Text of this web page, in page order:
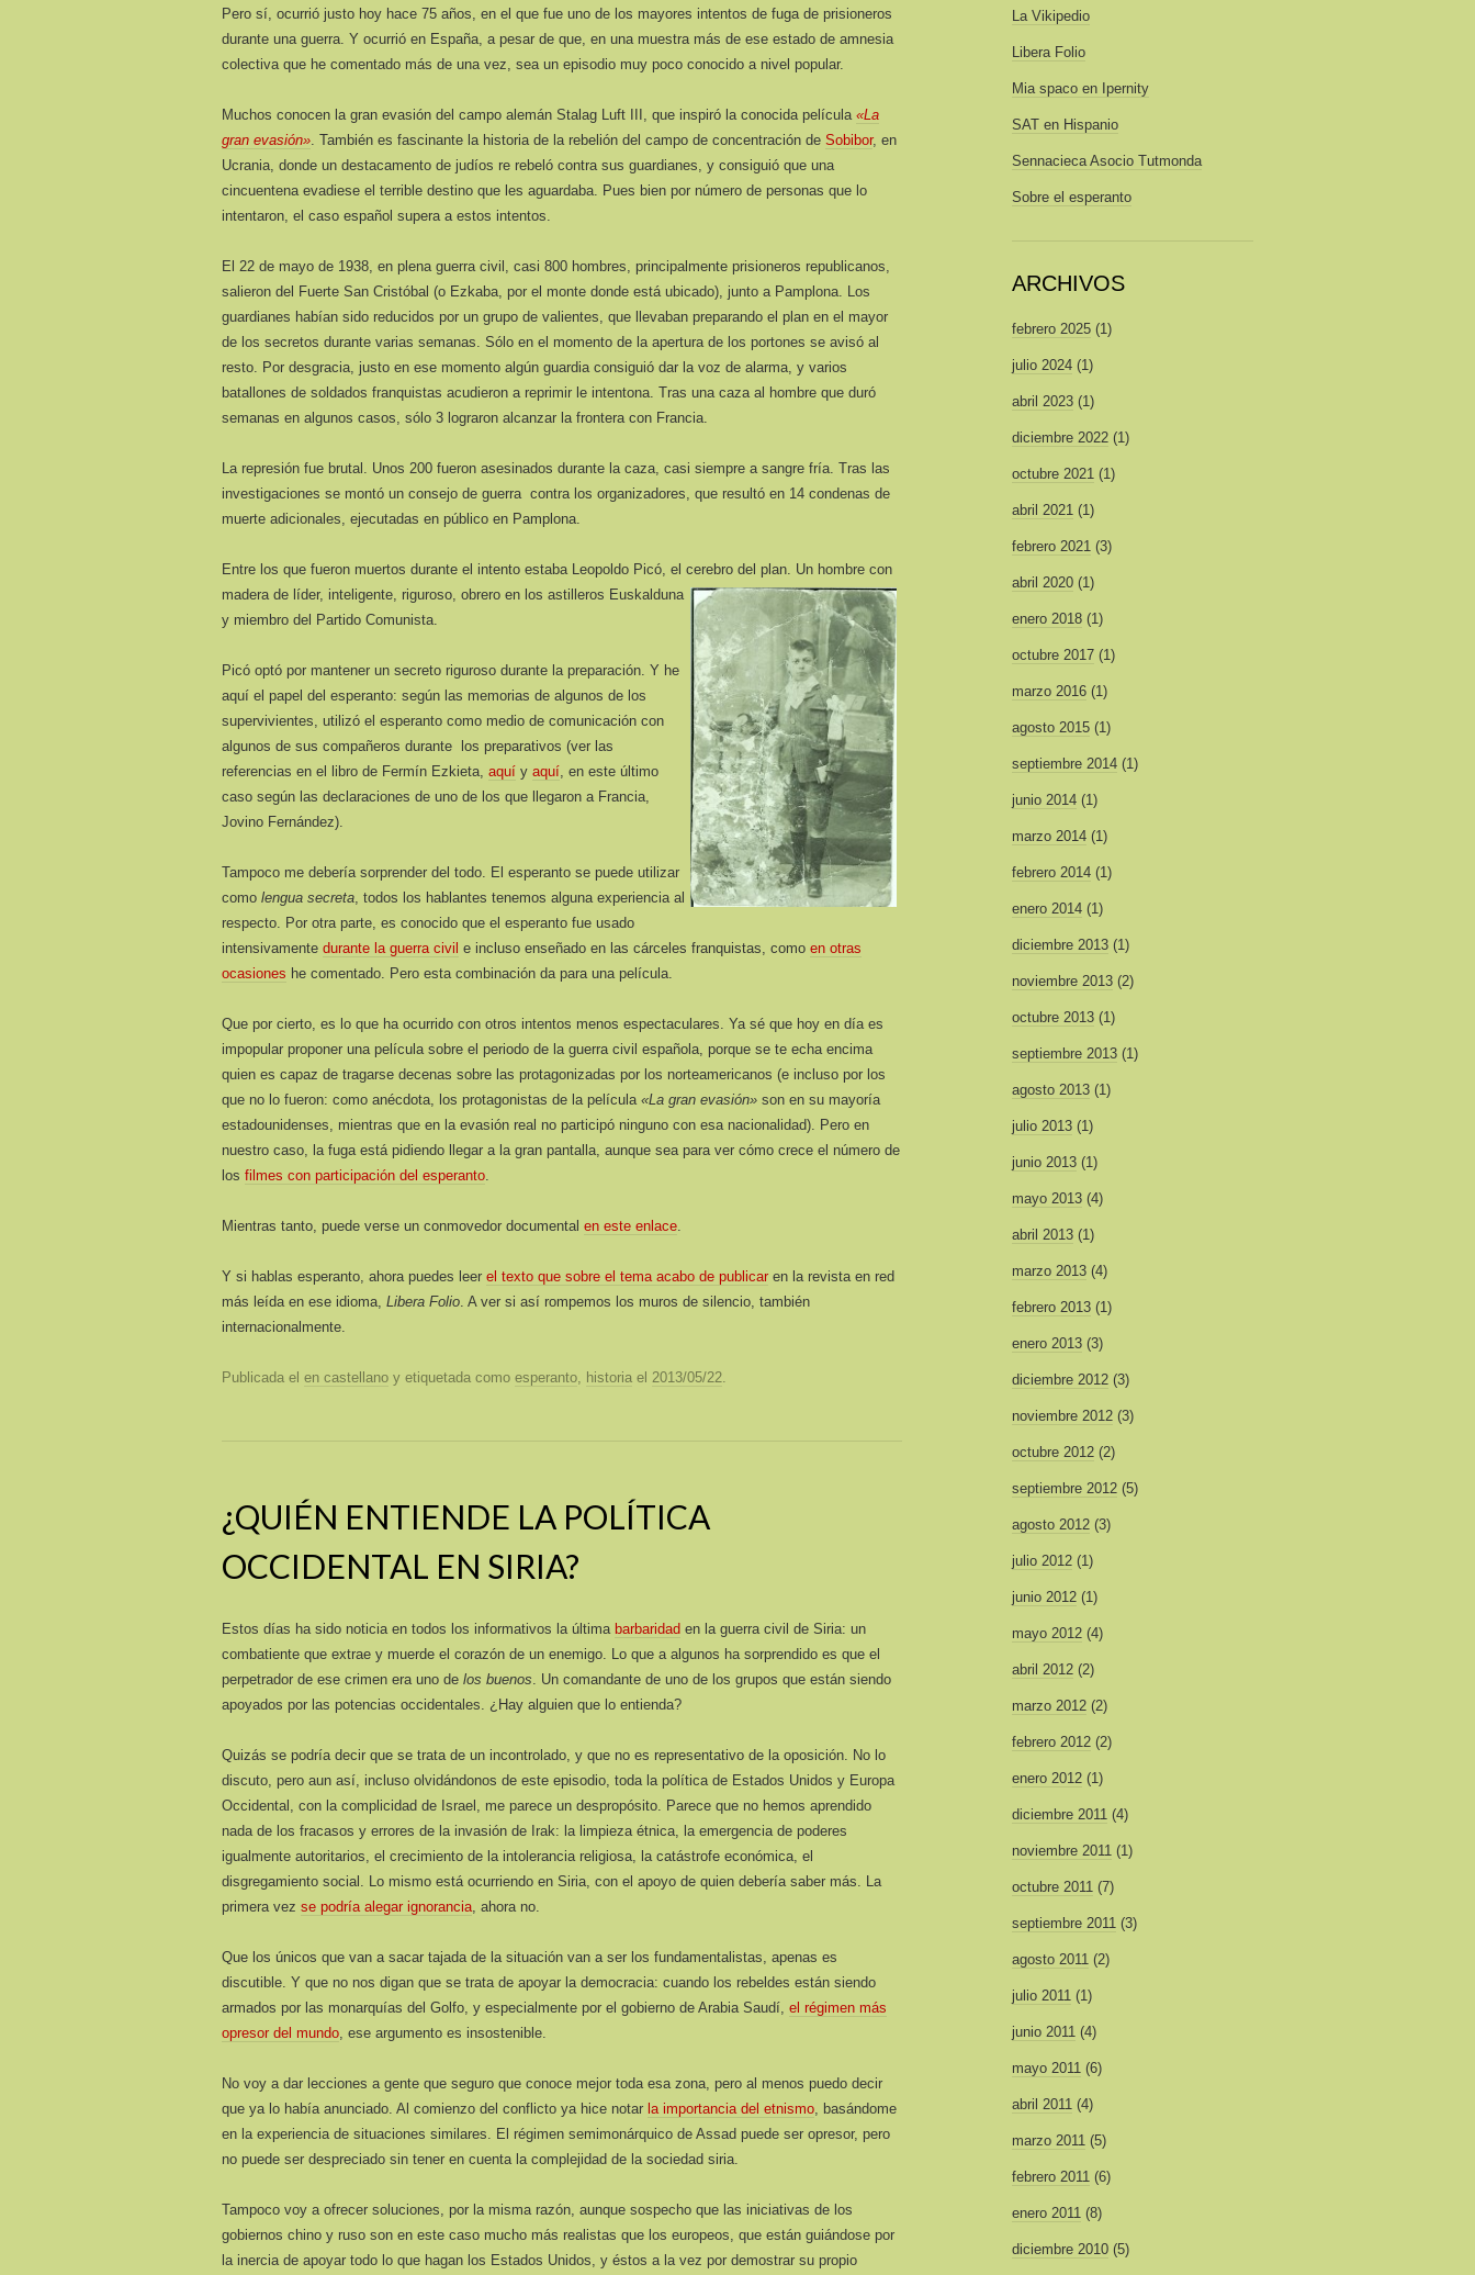
Pero sí, ocurrió justo hoy hace 75 años, en el que fue uno de los mayores intentos de fuga de prisioneros
durante una guerra. Y ocurrió en España, a pesar de que, en una muestra más de ese estado de amnesia
colectiva que he comentado más de una vez, sea un episodio muy poco conocido a nivel popular.
Muchos conocen la gran evasión del campo alemán Stalag Luft III, que inspiró la conocida película «La
gran evasión». También es fascinante la historia de la rebelión del campo de concentración de Sobibor, en
Ucrania, donde un destacamento de judíos re rebeló contra sus guardianes, y consiguió que una
cincuentena evadiese el terrible destino que les aguardaba. Pues bien por número de personas que lo
intentaron, el caso español supera a estos intentos.
El 22 de mayo de 1938, en plena guerra civil, casi 800 hombres, principalmente prisioneros republicanos,
salieron del Fuerte San Cristóbal (o Ezkaba, por el monte donde está ubicado), junto a Pamplona. Los
guardianes habían sido reducidos por un grupo de valientes, que llevaban preparando el plan en el mayor
de los secretos durante varias semanas. Sólo en el momento de la apertura de los portones se avisó al
resto. Por desgracia, justo en ese momento algún guardia consiguió dar la voz de alarma, y varios
batallones de soldados franquistas acudieron a reprimir le intentona. Tras una caza al hombre que duró
semanas en algunos casos, sólo 3 lograron alcanzar la frontera con Francia.
La represión fue brutal. Unos 200 fueron asesinados durante la caza, casi siempre a sangre fría. Tras las
investigaciones se montó un consejo de guerra contra los organizadores, que resultó en 14 condenas de
muerte adicionales, ejecutadas en público en Pamplona.
Entre los que fueron muertos durante el intento estaba Leopoldo Picó, el cerebro del plan. Un hombre con
madera de líder, inteligente, riguroso, obrero en los astilleros Euskalduna
y miembro del Partido Comunista.
Picó optó por mantener un secreto riguroso durante la preparación. Y he
aquí el papel del esperanto: según las memorias de algunos de los
supervivientes, utilizó el esperanto como medio de comunicación con
algunos de sus compañeros durante los preparativos (ver las
referencias en el libro de Fermín Ezkieta, aquí y aquí, en este último
caso según las declaraciones de uno de los que llegaron a Francia,
Jovino Fernández).
Tampoco me debería sorprender del todo. El esperanto se puede utilizar
como lengua secreta, todos los hablantes tenemos alguna experiencia al
respecto. Por otra parte, es conocido que el esperanto fue usado
intensivamente durante la guerra civil e incluso enseñado en las cárceles franquistas, como en otras
ocasiones he comentado. Pero esta combinación da para una película.
Que por cierto, es lo que ha ocurrido con otros intentos menos espectaculares. Ya sé que hoy en día es
impopular proponer una película sobre el periodo de la guerra civil española, porque se te echa encima
quien es capaz de tragarse decenas sobre las protagonizadas por los norteamericanos (e incluso por los
que no lo fueron: como anécdota, los protagonistas de la película «La gran evasión» son en su mayoría
estadounidenses, mientras que en la evasión real no participó ninguno con esa nacionalidad). Pero en
nuestro caso, la fuga está pidiendo llegar a la gran pantalla, aunque sea para ver cómo crece el número de
los filmes con participación del esperanto.
Mientras tanto, puede verse un conmovedor documental en este enlace.
Y si hablas esperanto, ahora puedes leer el texto que sobre el tema acabo de publicar en la revista en red
más leída en ese idioma, Libera Folio. A ver si así rompemos los muros de silencio, también
internacionalmente.
Publicada el en castellano y etiquetada como esperanto, historia el 2013/05/22.
¿QUIÉN ENTIENDE LA POLÍTICA
OCCIDENTAL EN SIRIA?
Estos días ha sido noticia en todos los informativos la última barbaridad en la guerra civil de Siria: un
combatiente que extrae y muerde el corazón de un enemigo. Lo que a algunos ha sorprendido es que el
perpetrador de ese crimen era uno de los buenos. Un comandante de uno de los grupos que están siendo
apoyados por las potencias occidentales. ¿Hay alguien que lo entienda?
Quizás se podría decir que se trata de un incontrolado, y que no es representativo de la oposición. No lo
discuto, pero aun así, incluso olvidándonos de este episodio, toda la política de Estados Unidos y Europa
Occidental, con la complicidad de Israel, me parece un despropósito. Parece que no hemos aprendido
nada de los fracasos y errores de la invasión de Irak: la limpieza étnica, la emergencia de poderes
igualmente autoritarios, el crecimiento de la intolerancia religiosa, la catástrofe económica, el
disgregamiento social. Lo mismo está ocurriendo en Siria, con el apoyo de quien debería saber más. La
primera vez se podría alegar ignorancia, ahora no.
Que los únicos que van a sacar tajada de la situación van a ser los fundamentalistas, apenas es
discutible. Y que no nos digan que se trata de apoyar la democracia: cuando los rebeldes están siendo
armados por las monarquías del Golfo, y especialmente por el gobierno de Arabia Saudí, el régimen más
opresor del mundo, ese argumento es insostenible.
No voy a dar lecciones a gente que seguro que conoce mejor toda esa zona, pero al menos puedo decir
que ya lo había anunciado. Al comienzo del conflicto ya hice notar la importancia del etnismo, basándome
en la experiencia de situaciones similares. El régimen semimonárquico de Assad puede ser opresor, pero
no puede ser despreciado sin tener en cuenta la complejidad de la sociedad siria.
Tampoco voy a ofrecer soluciones, por la misma razón, aunque sospecho que las iniciativas de los
gobiernos chino y ruso son en este caso mucho más realistas que los europeos, que están guiándose por
la inercia de apoyar todo lo que hagan los Estados Unidos, y éstos a la vez por demostrar su propio
La Vikipedio
Libera Folio
Mia spaco en Ipernity
SAT en Hispanio
Sennacieca Asocio Tutmonda
Sobre el esperanto
ARCHIVOS
febrero 2025 (1)
julio 2024 (1)
abril 2023 (1)
diciembre 2022 (1)
octubre 2021 (1)
abril 2021 (1)
febrero 2021 (3)
abril 2020 (1)
enero 2018 (1)
octubre 2017 (1)
marzo 2016 (1)
agosto 2015 (1)
septiembre 2014 (1)
junio 2014 (1)
marzo 2014 (1)
febrero 2014 (1)
enero 2014 (1)
diciembre 2013 (1)
noviembre 2013 (2)
octubre 2013 (1)
septiembre 2013 (1)
agosto 2013 (1)
julio 2013 (1)
junio 2013 (1)
mayo 2013 (4)
abril 2013 (1)
marzo 2013 (4)
febrero 2013 (1)
enero 2013 (3)
diciembre 2012 (3)
noviembre 2012 (3)
octubre 2012 (2)
septiembre 2012 (5)
agosto 2012 (3)
julio 2012 (1)
junio 2012 (1)
mayo 2012 (4)
abril 2012 (2)
marzo 2012 (2)
febrero 2012 (2)
enero 2012 (1)
diciembre 2011 (4)
noviembre 2011 (1)
octubre 2011 (7)
septiembre 2011 (3)
agosto 2011 (2)
julio 2011 (1)
junio 2011 (4)
mayo 2011 (6)
abril 2011 (4)
marzo 2011 (5)
febrero 2011 (6)
enero 2011 (8)
diciembre 2010 (5)